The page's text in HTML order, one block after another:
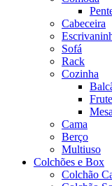
Cabeceira
Sofá
Rack
Cozinha
Mesa
Cama
Berço
Multiuso
Colchões e Box
Colchão